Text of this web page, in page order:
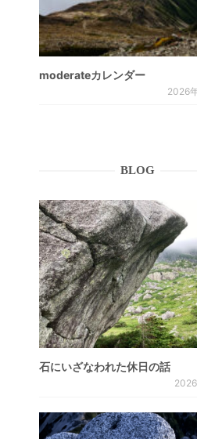
moderateカレンダー
2026
BLOG
石にいざなわれた休日の話